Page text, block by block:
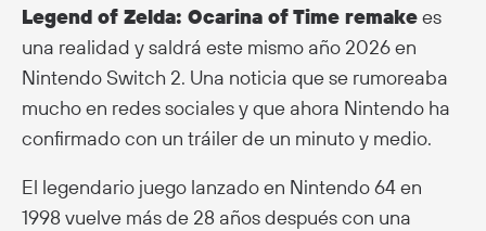
Legend of Zelda: Ocarina of Time remakees
una realidad y saldrá este mismo año 2026 en
Nintendo Switch 2. Una noticia que se rumoreaba
mucho en redes sociales y que ahora Nintendo ha
confirmado con un tráiler de un minuto y medio.
El legendario juego lanzado en Nintendo 64 en
1998 vuelve más de 28 años después con una